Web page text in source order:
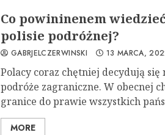
Co powininenem
polisie podróżnej?
GABRJELCZERWINSKI 13 MARCA,
Polacy coraz chętniej decydują się
podróże zagraniczne. W obecnej
granice do prawie wszystkich
MORE